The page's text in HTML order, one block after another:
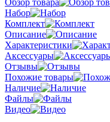
Набор
Комплект
Описание
Характеристики
Аксессуары
Отзывы
Похожие товары
Наличие
Файлы
Видео